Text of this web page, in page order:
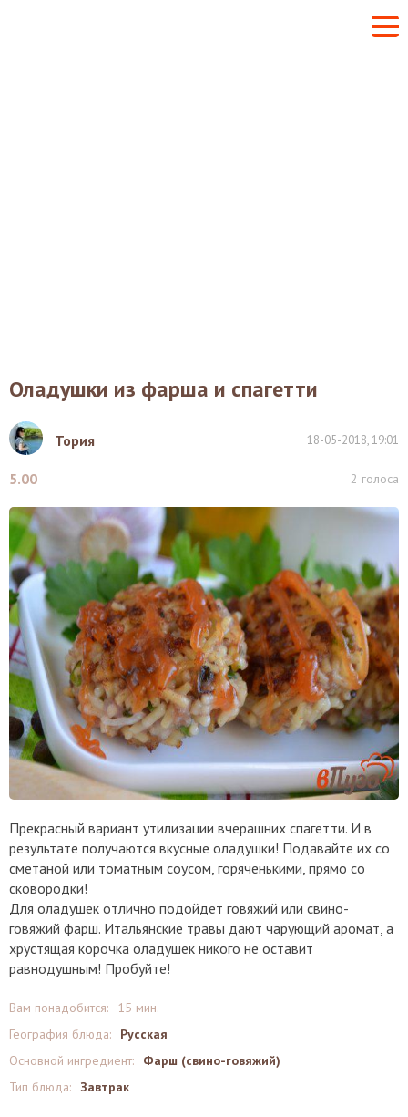
Оладушки из фарша и спагетти
Тория 18-05-2018, 19:01
5.00 2 голоса
Прекрасный вариант утилизации вчерашних спагетти. И в
результате получаются вкусные оладушки! Подавайте их со
сметаной или томатным соусом, горяченькими, прямо со
сковородки!
Для оладушек отлично подойдет говяжий или свино-
говяжий фарш. Итальянские травы дают чарующий аромат, а
хрустящая корочка оладушек никого не оставит
равнодушным! Пробуйте!
Вам понадобится:
15 мин.
География блюда:
Русская
Основной ингредиент:
Фарш (свино-говяжий)
Тип блюда: Завтрак